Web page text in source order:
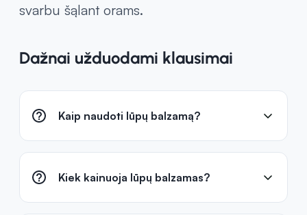
svarbu šąlant orams.
Dažnai užduodami klausimai
Kaip naudoti lūpų balzamą?
Kiek kainuoja lūpų balzamas?